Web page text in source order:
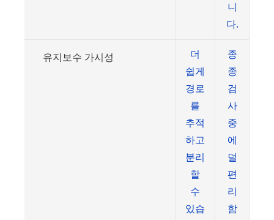
니
다.
유지보수 가시성
더
쉽게
경로
를
추적
하고
분리
할
수
있습
종
종
검
사
중
에
덜
편
리
함